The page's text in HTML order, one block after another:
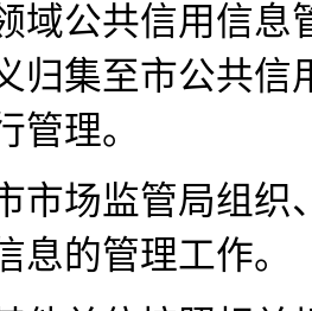
域公共信用信息
归集至市公共信
管理。
场监管局组织
息的管理工作。